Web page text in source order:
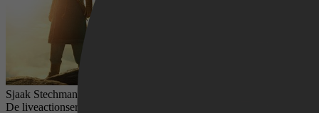
Sjaak Stechman,
De liveactionserie van Avatar: The Last Airbender op